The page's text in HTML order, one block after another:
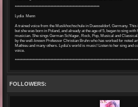
*********************************************************
Lydia Menn
A trained voice from the Musikhochschule in Duesseldorf, Germany.
but she was born in Poland, and already at the age of 5, began to sing
musician. She sings German Schlager, Rock, Pop, Musical and
by the well-known Professor Christian Bruhn who has worked for noted
Mathieu and many others. Lydia’s world is music! Listen to her sing and
voice.
FOLLOWERS: